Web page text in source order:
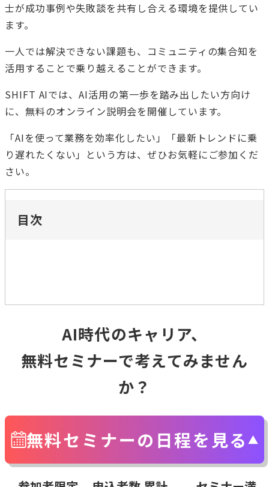
士が成功事例や失敗談を共有し合える環境を提供してい
ます。
一人では解決できない課題も、コミュニティの集合知を
活用することで乗り越えることができます。
SHIFT AIでは、AI活用の第一歩を踏み出したい方向け
に、無料のオンライン説明会を開催しています。
「AIを使って業務を効率化したい」「最新トレンドに乗
り遅れたくない」という方は、ぜひお気軽にご参加くだ
さい。
目次
AI時代のキャリア、
無料セミナーで考えてみません
か？
無料セミナーの日程を見る